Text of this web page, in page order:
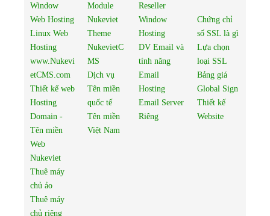
Window
Web Hosting
Linux Web
Hosting
www.Nukevi
etCMS.com
Thiết kế web
Hosting
Domain -
Tên miền
Web
Nukeviet
Thuê máy
chủ ảo
Thuê máy
chủ riêng
Module
Nukeviet
Theme
NukevietC
MS
Dịch vụ
Tên miền
quốc tế
Tên miền
Việt Nam
Reseller
Window
Hosting
DV Email và
tính năng
Email
Hosting
Email Server
Riêng
Chứng chỉ
số SSL là gì
Lựa chọn
loại SSL
Bảng giá
Global Sign
Thiết kế
Website